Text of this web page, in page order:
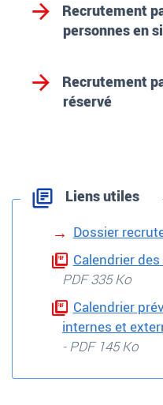
Recrutement
personnes en
Recrutement
réservé
Liens utiles
Dossier
Calendrier
PDF 335 Ko
Calendrier
internes et
- PDF 145 Ko